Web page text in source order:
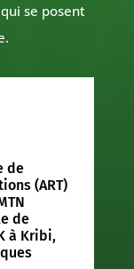
se posent
de
(ART)
de
à Kribi,